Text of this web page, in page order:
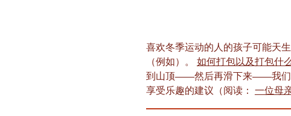
喜欢冬季运动的人的孩子可能天
（例如）。 如何打包以及打包什
到山顶——然后再滑下来——我们
享受乐趣的建议（阅读： 一位母